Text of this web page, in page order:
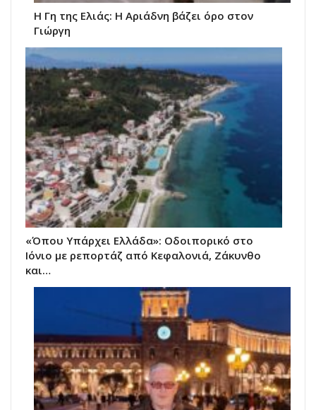
Η Γη της Ελιάς: Η Αριάδνη βάζει όρο στον
Γιώργη
«Όπου Υπάρχει Ελλάδα»: Οδοιπορικό στο
Ιόνιο με ρεπορτάζ από Κεφαλονιά, Ζάκυνθο
και…